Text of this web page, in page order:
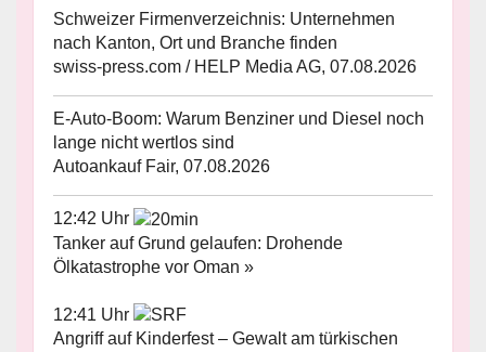
Schweizer Firmenverzeichnis: Unternehmen
nach Kanton, Ort und Branche finden
swiss-press.com / HELP Media AG, 07.08.2026
E-Auto-Boom: Warum Benziner und Diesel noch
lange nicht wertlos sind
Autoankauf Fair, 07.08.2026
12:42 Uhr
Tanker auf Grund gelaufen: Drohende
Ölkatastrophe vor Oman »
12:41 Uhr
Angriff auf Kinderfest – Gewalt am türkischen